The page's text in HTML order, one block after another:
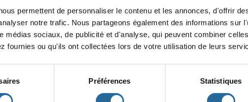
Préférences Statistiques
LienZOOM
(heureduPacifique).
JEAN-MARCDALPÉ